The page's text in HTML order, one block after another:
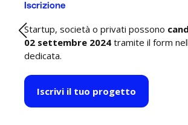
Iscrizione
Startup, società o privati possono
02 settembre 2024 tramite il form
dedicata.
Iscrivi il tuo progetto